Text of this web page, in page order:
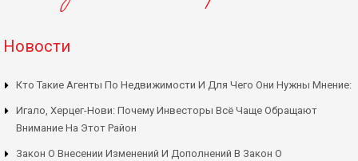
Новости
Кто Такие Агенты По Недвижимости И Для Чего Они Нужны Мнение:
Игало, Херцег-Нови: Почему Инвесторы Всё Чаще Обращают
Внимание На Этот Район
Закон О Внесении Изменений И Дополнений В Закон О